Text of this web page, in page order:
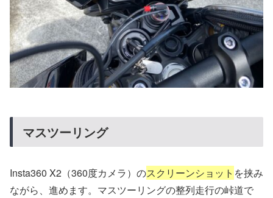
マスツーリング
Insta360 X2（360度カメラ）のスクリーンショット を挟み
ながら、進めます。マスツーリングの整列走行の峠道で